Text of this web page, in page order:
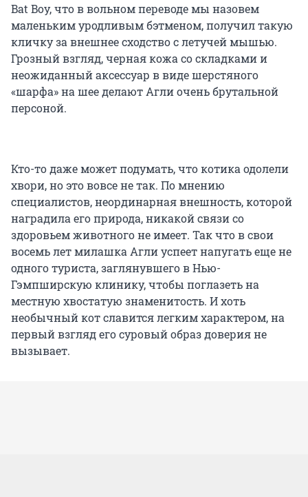
Bat Boy, что в вольном переводе мы назовем
маленьким уродливым бэтменом, получил такую
кличку за внешнее сходство с летучей мышью.
Грозный взгляд, черная кожа со складками и
неожиданный аксессуар в виде шерстяного
«шарфа» на шее делают Агли очень брутальной
персоной.
Кто-то даже может подумать, что котика одолели
хвори, но это вовсе не так. По мнению
специалистов, неординарная внешность, которой
наградила его природа, никакой связи со
здоровьем животного не имеет. Так что в свои
восемь лет милашка Агли успеет напугать еще не
одного туриста, заглянувшего в Нью-
Гэмпширскую клинику, чтобы поглазеть на
местную хвостатую знаменитость. И хоть
необычный кот славится легким характером, на
первый взгляд его суровый образ доверия не
вызывает.